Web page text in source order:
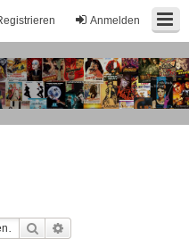
Anmelden
Suche